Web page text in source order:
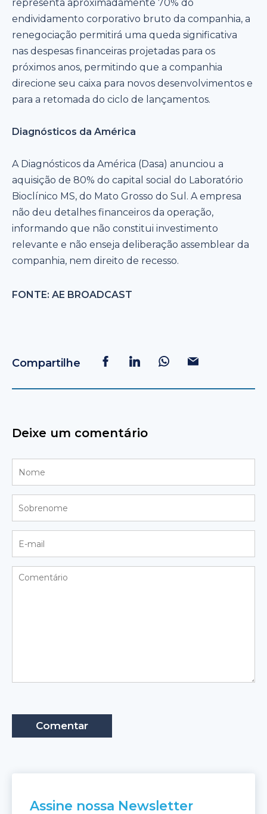
representa aproximadamente 70% do
endividamento corporativo bruto da companhia, a
renegociação permitirá uma queda significativa
nas despesas financeiras projetadas para os
próximos anos, permitindo que a companhia
direcione seu caixa para novos desenvolvimentos e
para a retomada do ciclo de lançamentos.
Diagnósticos da América
A Diagnósticos da América (Dasa) anunciou a
aquisição de 80% do capital social do Laboratório
Bioclínico MS, do Mato Grosso do Sul. A empresa
não deu detalhes financeiros da operação,
informando que não constitui investimento
relevante e não enseja deliberação assemblear da
companhia, nem direito de recesso.
FONTE: AE BROADCAST
Compartilhe
Deixe um comentário
Assine nossa Newsletter